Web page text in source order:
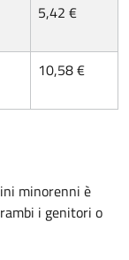
5,42 €
10,58 €
minorenni è
i genitori o